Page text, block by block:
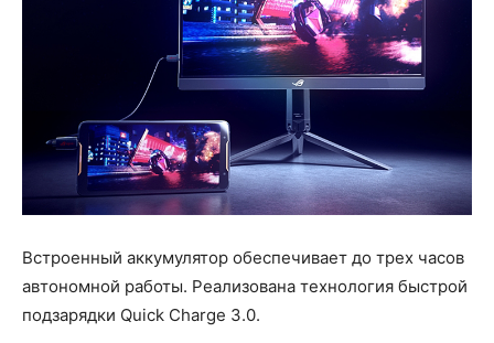
Встроенный аккумулятор обеспечивает до трех часов
автономной работы. Реализована технология быстрой
подзарядки Quick Charge 3.0.